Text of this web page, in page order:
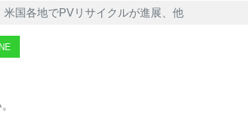
国各地でPVリサイクルが進展、他